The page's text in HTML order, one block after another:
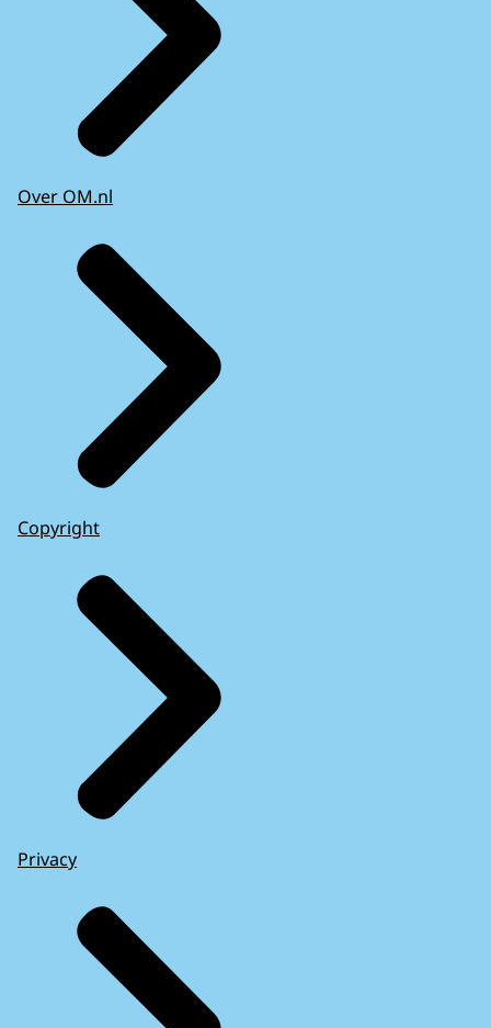
Over OM.nl
Copyright
Privacy